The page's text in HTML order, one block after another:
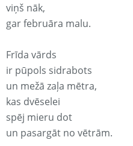
viņš nāk,
gar februāra malu.
Frīda vārds
ir pūpols sidrabots
un mežā zaļa mētra,
kas dvēselei
spēj mieru dot
un pasargāt no vētrām.